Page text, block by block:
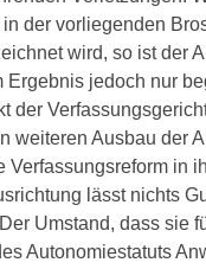
der vorliegenden
wird, so ist der
Ergebnis jedoch nur
der
weiteren Ausbau der
Verfassungsreform in
lässt nichts
Umstand, dass sie
Autonomiestatuts